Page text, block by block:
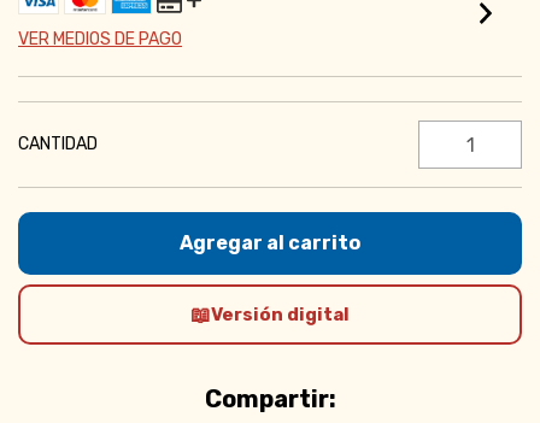
VER MEDIOS DE PAGO
CANTIDAD
Versión digital
Compartir: